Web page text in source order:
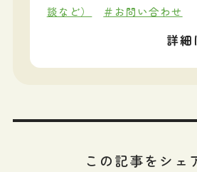
談など） ＃お問い合わせ
詳細
この記事をシェ